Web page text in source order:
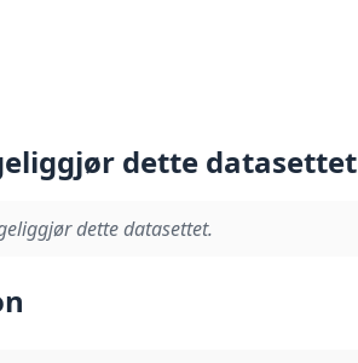
dette datasettet
dette datasettet.